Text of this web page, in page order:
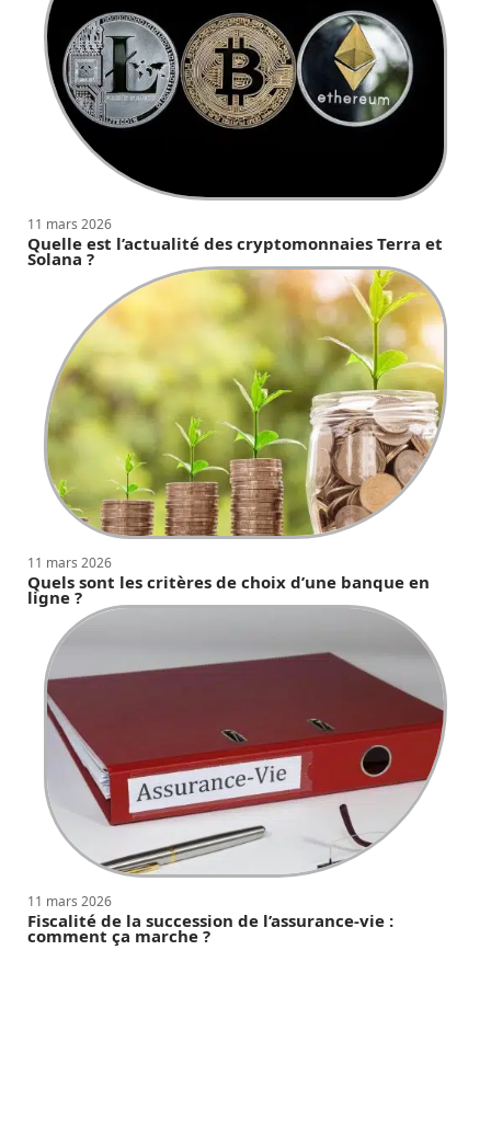
11 mars 2026
Quelle est l’actualité des cryptomonnaies Terra et
Solana ?
11 mars 2026
Quels sont les critères de choix d’une banque en
ligne ?
11 mars 2026
Fiscalité de la succession de l’assurance-vie :
comment ça marche ?